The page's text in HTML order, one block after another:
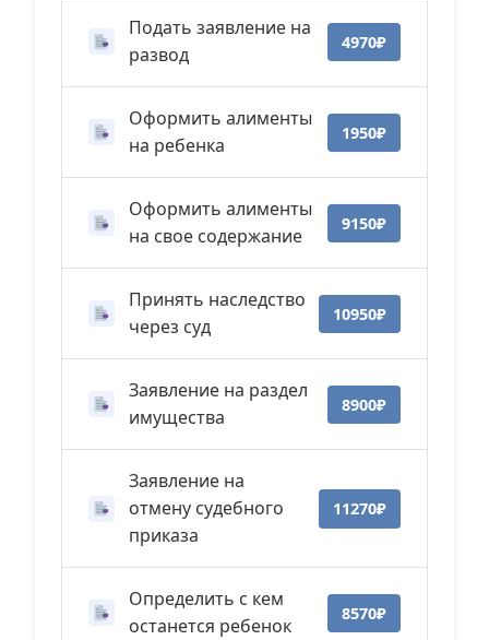
Подать заявление на
развод
4970₽
Оформить алименты
на ребенка
1950₽
Оформить алименты
на свое содержание
9150₽
Принять наследство
через суд
10950₽
Заявление на раздел
имущества
8900₽
Заявление на
отмену судебного
приказа
11270₽
Определить с кем
останется ребенок
8570₽